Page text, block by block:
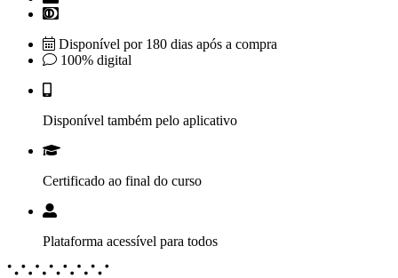
Disponível por 180 dias após a compra
100% digital
Disponível também pelo aplicativo
Certificado ao final do curso
Plataforma acessível para todos